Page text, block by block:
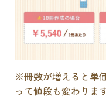
※冊数が増えると単
って値段も変わりま